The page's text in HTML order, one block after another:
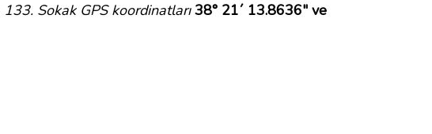
133. Sokak GPS koordinatları 38° 21´ 13.8636" ve